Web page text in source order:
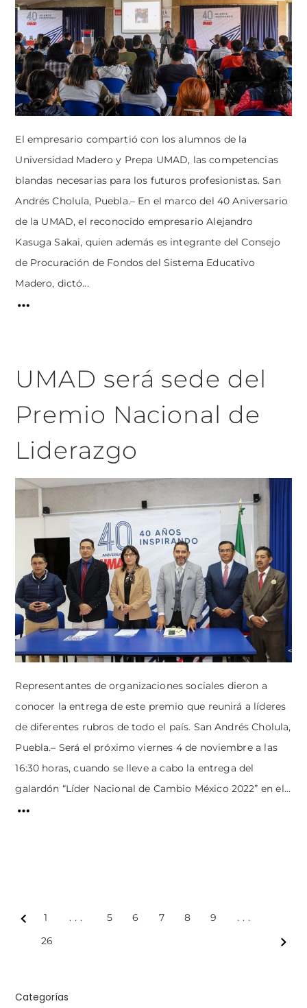
El empresario compartió con los alumnos de la
Universidad Madero y Prepa UMAD, las competencias
blandas necesarias para los futuros profesionistas. San
Andrés Cholula, Puebla.– En el marco del 40 Aniversario
de la UMAD, el reconocido empresario Alejandro
Kasuga Sakai, quien además es integrante del Consejo
de Procuración de Fondos del Sistema Educativo
Madero, dictó...
UMAD será sede del
Premio Nacional de
Liderazgo
Representantes de organizaciones sociales dieron a
conocer la entrega de este premio que reunirá a líderes
de diferentes rubros de todo el país. San Andrés Cholula,
Puebla.– Será el próximo viernes 4 de noviembre a las
16:30 horas, cuando se lleve a cabo la entrega del
galardón “Líder Nacional de Cambio México 2022” en el...
Prev
1 ... 5 6 7 8 9
...
26
Next
Categorías